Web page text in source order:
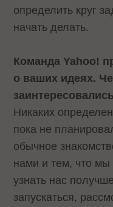
определить круг
начать делать.
Команда Yahoo!
о ваших идеях.
Никаких
пока не
обычное
нами и тем, что мы
узнать нас
запускаться,